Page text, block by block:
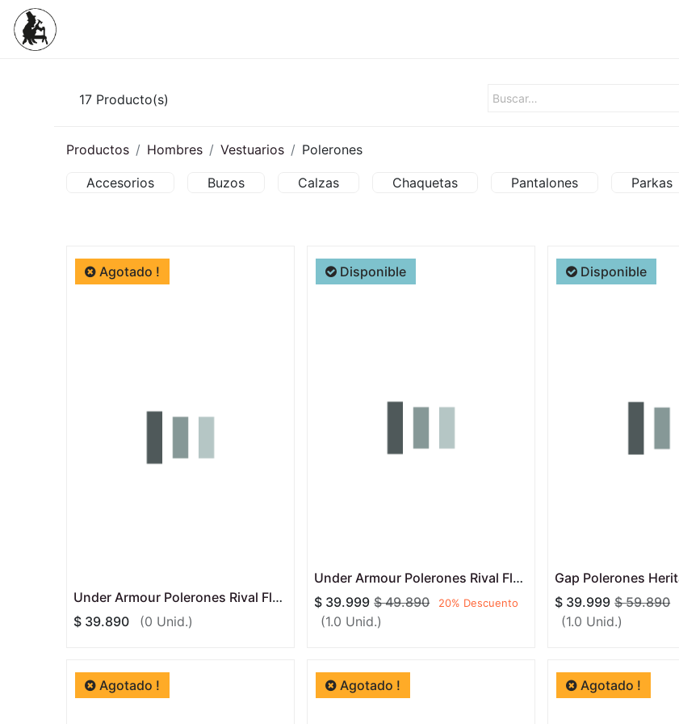
17 Producto(s)
Productos Hombres Vestuarios Polerones
Accesorios Buzos Calzas Chaquetas Pantalones Parkas
Agotado !
Under Armour Polerones Rival Fleece Hoodie Black
$ 39.890 (0 Unid.)
Disponible
Under Armour Polerones Rival Fleece Cierre Hoodie Black
$ 39.999 $49.890 20% Descuento
(1.0 Unid.)
Disponible
$ 39.999 $59.890
(1.0 Unid.)
Agotado ! Agotado ! Agotado !